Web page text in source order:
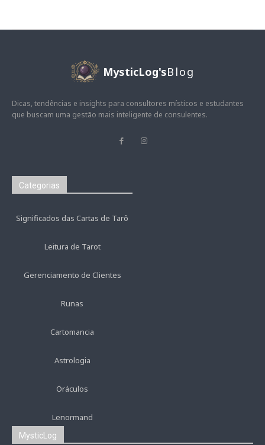
MysticLog'sBlog
Dicas, tendências e insights para consultores místicos e estudantes
que buscam uma gestão mais inteligente de consulentes.
Categorias
Significados das Cartas de Tarô
Leitura de Tarot
Gerenciamento de Clientes
Runas
Cartomancia
Astrologia
Oráculos
Lenormand
MysticLog